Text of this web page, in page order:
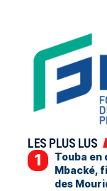
LES PLUS LUS
Touba en
Mbacké,
des